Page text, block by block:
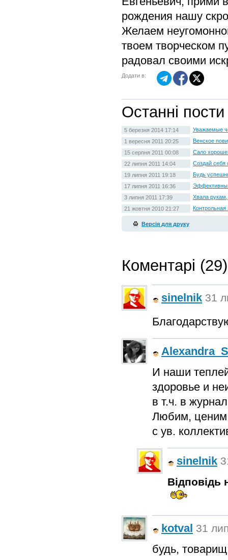
рождения нашу
Желаем
твоем творческом
радовал своими
Додати в:
Останні
5 березня 2014 17:14
Уважаемые
1 вересня 2011 20:25
Венское
15 серпня 2011 00:08
Сало
22 липня 2011 14:04
Создай
19 липня 2011 19:18
Будь
17 липня 2011 16:36
3 липня 2011 17:39
Хвала
21 жовтня 2010 21:27
Контрольная
Версія для друку
Коментарі (29)
sinelnik 31
И наши
здоровье и
в т.ч. в
Любим,
с ув.
sinelnik
Відповідь
kotval 31
будь,